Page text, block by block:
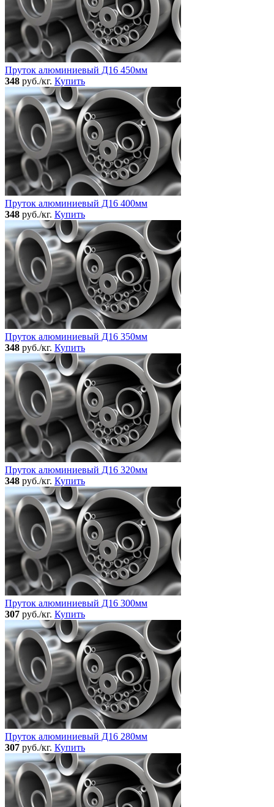
Пруток алюминиевый Д16 450мм
348 руб./кг. Купить
Пруток алюминиевый Д16 400мм
348 руб./кг. Купить
Пруток алюминиевый Д16 350мм
348 руб./кг. Купить
Пруток алюминиевый Д16 320мм
348 руб./кг. Купить
Пруток алюминиевый Д16 300мм
307 руб./кг. Купить
Пруток алюминиевый Д16 280мм
307 руб./кг. Купить